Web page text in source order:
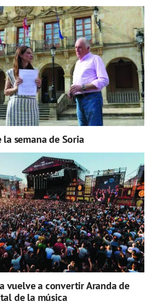
semana de Soria
vuelve a convertir Aranda de
de la música